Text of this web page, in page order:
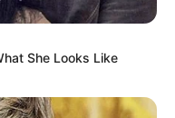
She Looks Like